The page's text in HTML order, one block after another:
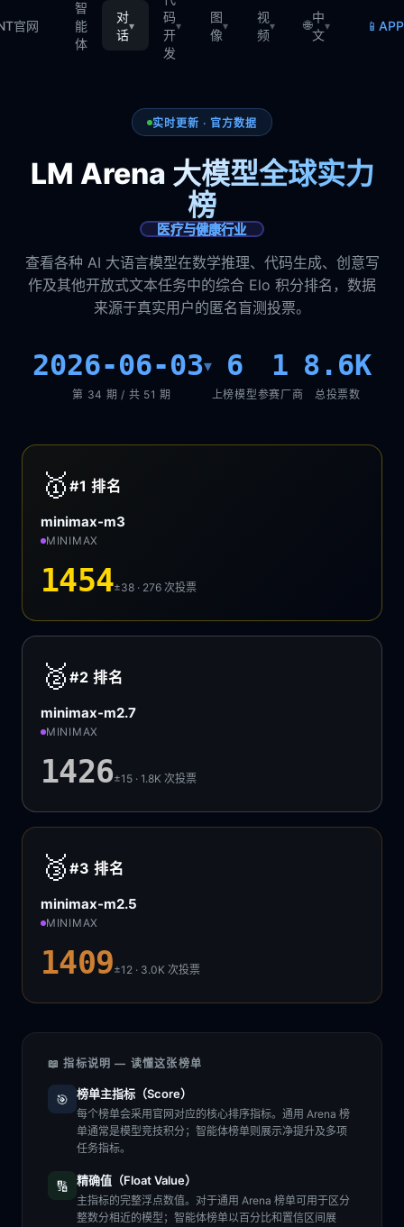
官网
智
能
体
对
话
▾
码
开
发
▾
图
像
▾
视
频
▾ 🌐
中
文
▾ 📱
实时更新 · 官方数据
LM Arena 大模型全球实力
榜
医疗与健康行业
查看各种 AI 大语言模型在数学推理、代码生成、创意写
作及其他开放式文本任务中的综合 Elo 积分排名，数据
来源于真实用户的匿名盲测投票。
2026-06-03▾
第 34 期 / 共 51 期
6
上榜模型
1
参赛厂商
8.6K
总投票数
🥇 #1排名
minimax-m3
MINIMAX
1454±38 · 276次投票
🥈 #2排名
minimax-m2.7
MINIMAX
1426±15 · 1.8K次投票
🥉 #3排名
minimax-m2.5
MINIMAX
1409±12 · 3.0K次投票
📖 指标说明 — 读懂这张榜单
🎯 榜单主指标（Score）
每个榜单会采用官网对应的核心排序指标。通用 Arena 榜
单通常是模型竞技积分；智能体榜单则展示净提升及多项
任务指标。
🔢 精确值（Float Value）
主指标的完整浮点数值。对于通用 Arena 榜单可用于区分
整数分相近的模型；智能体榜单以百分比和置信区间展